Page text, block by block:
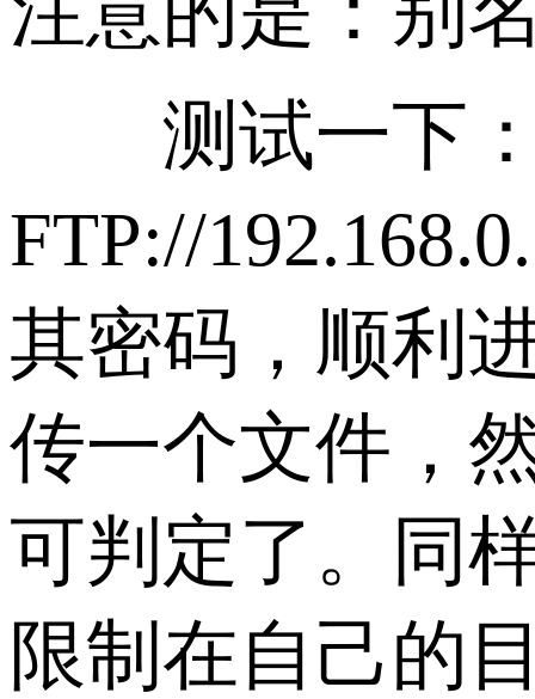
测试一下：
FTP://
其密码，顺利
传一个文件，
可判定了。同
限制在自己的